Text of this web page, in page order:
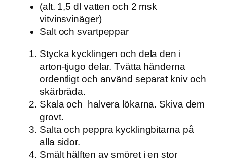
(alt. 1,5 dl vatten och 2 msk
vitvinsvinäger)
Salt och svartpeppar
Stycka kycklingen och dela den i
arton-tjugo delar. Tvätta händerna
ordentligt och använd separat kniv och
skärbräda.
Skala och halvera lökarna. Skiva dem
grovt.
Salta och peppra kycklingbitarna på
alla sidor.
Smält hälften av smöret i en stor